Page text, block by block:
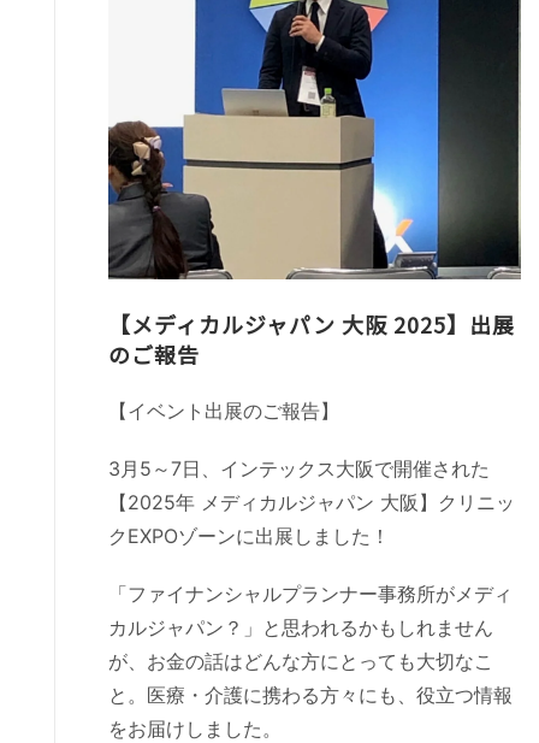
【メディカルジャパン 大阪 2025】出展
のご報告
【イベント出展のご報告】
3月5～7日、インテックス大阪で開催された
【2025年 メディカルジャパン 大阪】クリニッ
クEXPOゾーンに出展しました！
「ファイナンシャルプランナー事務所がメディ
カルジャパン？」と思われるかもしれません
が、お金の話はどんな方にとっても大切なこ
と。医療・介護に携わる方々にも、役立つ情報
をお届けしました。